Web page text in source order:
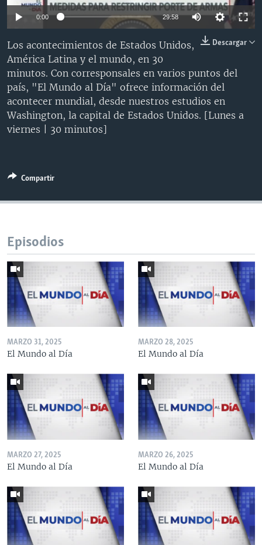
VENEZUELA
BRASIL
NICARAGUA
ECONOMÍA
ENTRETENIMIENTO Y CULTURA
DEPORTES
CIENCIA Y SALUD
MULTIMEDIA
VIDEOS
AUDIOS
PROGRAMAS TV
FORO INTERAMERICANO
VISIÓN 360
LAS CLAVES
PANORAMA
AVANCE INFORMATIVO
AUDIONOTICIAS
BUENOS DÍAS AMÉRICA
ESTADOS UNIDOS AL DÍA
FORO [RADIO]
DEPORTIVO INTERNACIONAL
ENTRETENIMIENTO
DIRECT
DOCUMENTALES DE LA VOA
Learning English
0:00 29:58
Descargar
Los acontecimientos de Estados Unidos,
América Latina y el mundo, en 30
minutos. Con corresponsales en varios puntos del
paí­s, "El Mundo al Dí­a" ofrece información del
acontecer mundial, desde nuestros estudios en
Washington, la capital de Estados Unidos. [Lunes a
viernes | 30 minutos]
Compartir
Episodios
MARZO 31, 2025
El Mundo al Día
MARZO 28, 2025
El Mundo al Día
MARZO 27, 2025
El Mundo al Día
MARZO 26, 2025
El Mundo al Día